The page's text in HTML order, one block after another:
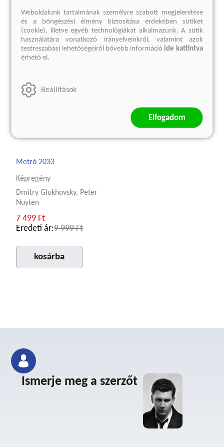
A sorozat további termékei
Metró 2033
Képregény
Dmitry Glukhovsky, Peter
Nuyten
7 499 Ft
Eredeti ár:9 999 Ft
kosárba
Ismerje meg a szerzőt
Weboldalunk tartalmának személyre szabott megjelenítése
és a böngészési élmény biztosítása érdekében sütiket
(cookie), illetve egyéb technológiákat alkalmazunk. A sütik
használatára vonatkozó irányelveinkről, valamint azok
testreszabási lehetőségeiről bővebb információide kattintva
érhető el.
Beállítások
Elfogadom